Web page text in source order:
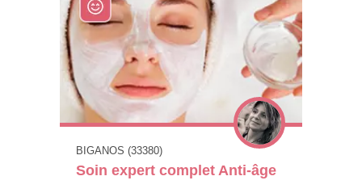
BIGANOS (33380)
Soin expert complet Anti-âge